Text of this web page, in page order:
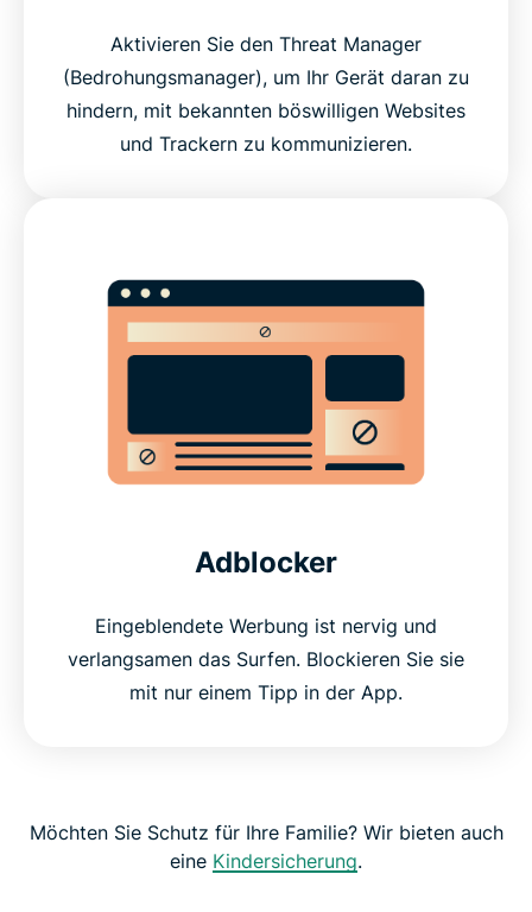
What features make a VPN trustworthy?
ExpressVPN features vs. free VPN features
What people are saying about ExpressVPN
Aktivieren Sie den Threat Manager
(Bedrohungsmanager), um Ihr Gerät daran zu
hindern, mit bekannten böswilligen Websites
und Trackern zu kommunizieren.
Adblocker
Eingeblendete Werbung ist nervig und
verlangsamen das Surfen. Blockieren Sie sie
mit nur einem Tipp in der App.
Möchten Sie Schutz für Ihre Familie? Wir bieten auch
eine Kindersicherung.